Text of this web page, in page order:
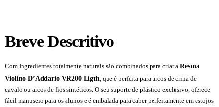
Breve Descritivo
Com Ingredientes totalmente naturais são combinados para criar a Resina
Violino D’Addario VR200 Ligth , que é perfeita para arcos de crina de
cavalo ou arcos de fios sintéticos. O seu suporte de plástico exclusivo, oferece
fácil manuseio para os alunos e é embalada para caber perfeitamente em estojos